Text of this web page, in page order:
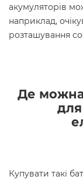
акумуляторів
наприклад,
розташування
Де
Купувати такі